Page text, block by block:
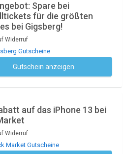
Spare bei
für die größten
bei Gigsberg!
Widerruf
Gutscheine
Gutschein anzeigen
auf das iPhone 13 bei
Widerruf
Market Gutscheine